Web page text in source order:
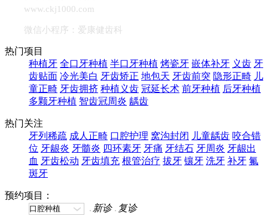
www.ckj1000.com
微信小程序：爱康健齿科
热门项目
种植牙 全口牙种植 半口牙种植 烤瓷牙 嵌体补牙 义齿 牙
齿贴面 冷光美白 牙齿矫正 地包天 牙齿前突 隐形正畸 儿
童正畸 牙齿拥挤 种植义齿 冠延长术 前牙种植 后牙种植
多颗牙种植 智齿冠周炎 龋齿
热门关注
牙列稀疏 成人正畸 口腔护理 窝沟封闭 儿童龋齿 咬合错
位 牙龈炎 牙髓炎 四环素牙 牙痛 牙结石 牙周炎 牙龈出
血 牙齿松动 牙齿填充 根管治疗 拔牙 镶牙 洗牙 补牙 氟
斑牙
预约项目：
新诊
复诊